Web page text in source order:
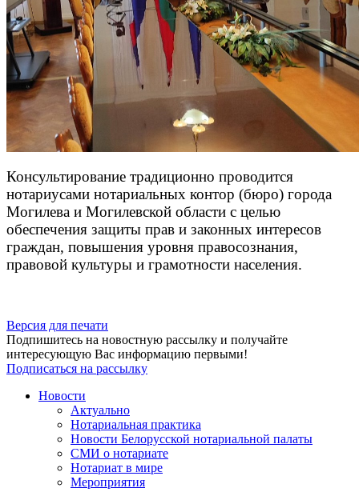
Консультирование традиционно проводится
нотариусами нотариальных контор (бюро) города
Могилева и Могилевской области с целью
обеспечения защиты прав и законных интересов
граждан, повышения уровня правосознания,
правовой культуры и грамотности населения.
Версия для печати
Подпишитесь на новостную рассылку и получайте
интересующую Вас информацию первыми!
Подписаться на рассылку
Новости
Актуально
Нотариальная практика
Новости Белорусской нотариальной палаты
СМИ о нотариате
Нотариат в мире
Мероприятия